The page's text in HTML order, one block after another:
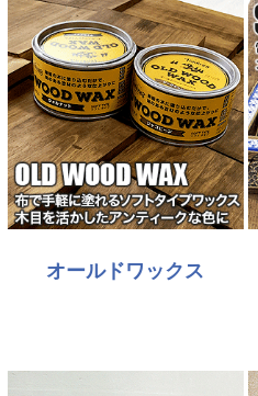
オールドワックス